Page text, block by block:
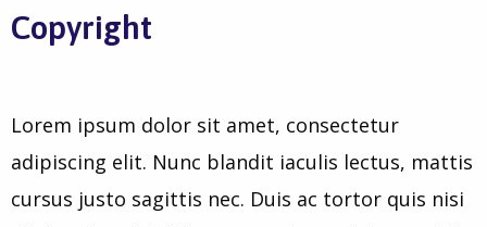
Copyright
Lorem ipsum dolor sit amet, consectetur
adipiscing elit. Nunc blandit iaculis lectus, mattis
cursus justo sagittis nec. Duis ac tortor quis nisi